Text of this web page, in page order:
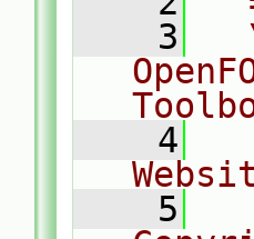
    3
    4
    5